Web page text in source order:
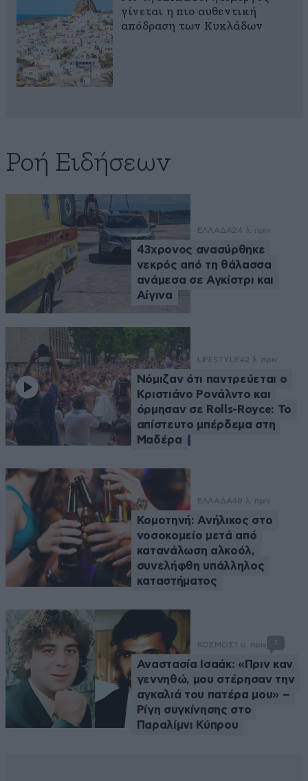
γίνεται η πιο αυθεντική
απόδραση των Κυκλάδων
Ροή Ειδήσεων
ΕΛΛΑΔΑ24 λ. πριν
43χρονος ανασύρθηκε
νεκρός από τη θάλασσα
ανάμεσα σε Αγκίστρι και
Αίγινα
LIFESTYLE42 λ. πριν
Νόμιζαν ότι παντρεύεται ο
Κριστιάνο Ρονάλντο και
όρμησαν σε Rolls-Royce: Το
απίστευτο μπέρδεμα στη
Μαδέρα
ΕΛΛΑΔΑ48 λ. πριν
Κομοτηνή: Ανήλικος στο
νοσοκομείο μετά από
κατανάλωση αλκοόλ,
συνελήφθη υπάλληλος
καταστήματος
ΚΟΣΜΟΣ 1 ω. πριν 1
Αναστασία Ισαάκ: «Πριν καν
γεννηθώ, μου στέρησαν την
αγκαλιά του πατέρα μου» –
Ρίγη συγκίνησης στο
Παραλίμνι Κύπρου